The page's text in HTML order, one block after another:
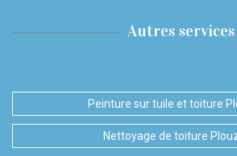
Autres services
Peinture sur tuile et toiture
Nettoyage de toiture